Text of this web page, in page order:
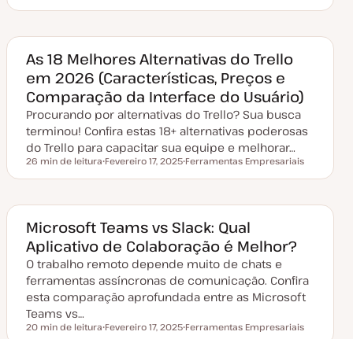
t
d
a
t
u
a
l
i
z
ç
ã
p
c
p
c
As 18 Melhores Alternativas do Trello
em 2026 (Características, Preços e
Comparação da Interface do Usuário)
Procurando por alternativas do Trello? Sua busca
terminou! Confira estas 18+ alternativas poderosas
do Trello para capacitar sua equipe e melhorar…
Tempo de leitura
26 min de leitura
a
a
e
a
t
u
a
i
z
a
ã
Fevereiro 17, 2025
ó
i
o
Ferramentas Empresariais
Microsoft Teams vs Slack: Qual
Aplicativo de Colaboração é Melhor?
O trabalho remoto depende muito de chats e
ferramentas assíncronas de comunicação. Confira
esta comparação aprofundada entre as Microsoft
Teams vs…
Tempo de leitura
20 min de leitura Fevereiro 17, 2025 Ferramentas Empresariais